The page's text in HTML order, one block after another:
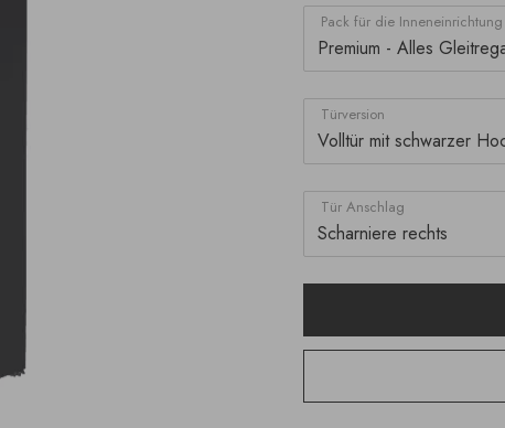
Pack für die Inneneinrichtung
Türversion
Tür Anschlag